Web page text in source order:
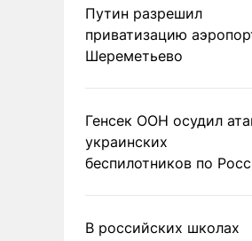
Путин разрешил
приватизацию
Шереметьево
Генсек ООН осудил
украинских
беспилотников по
В российских школах